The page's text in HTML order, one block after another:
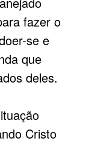
fazer o
se e
que
deles.
Cristo